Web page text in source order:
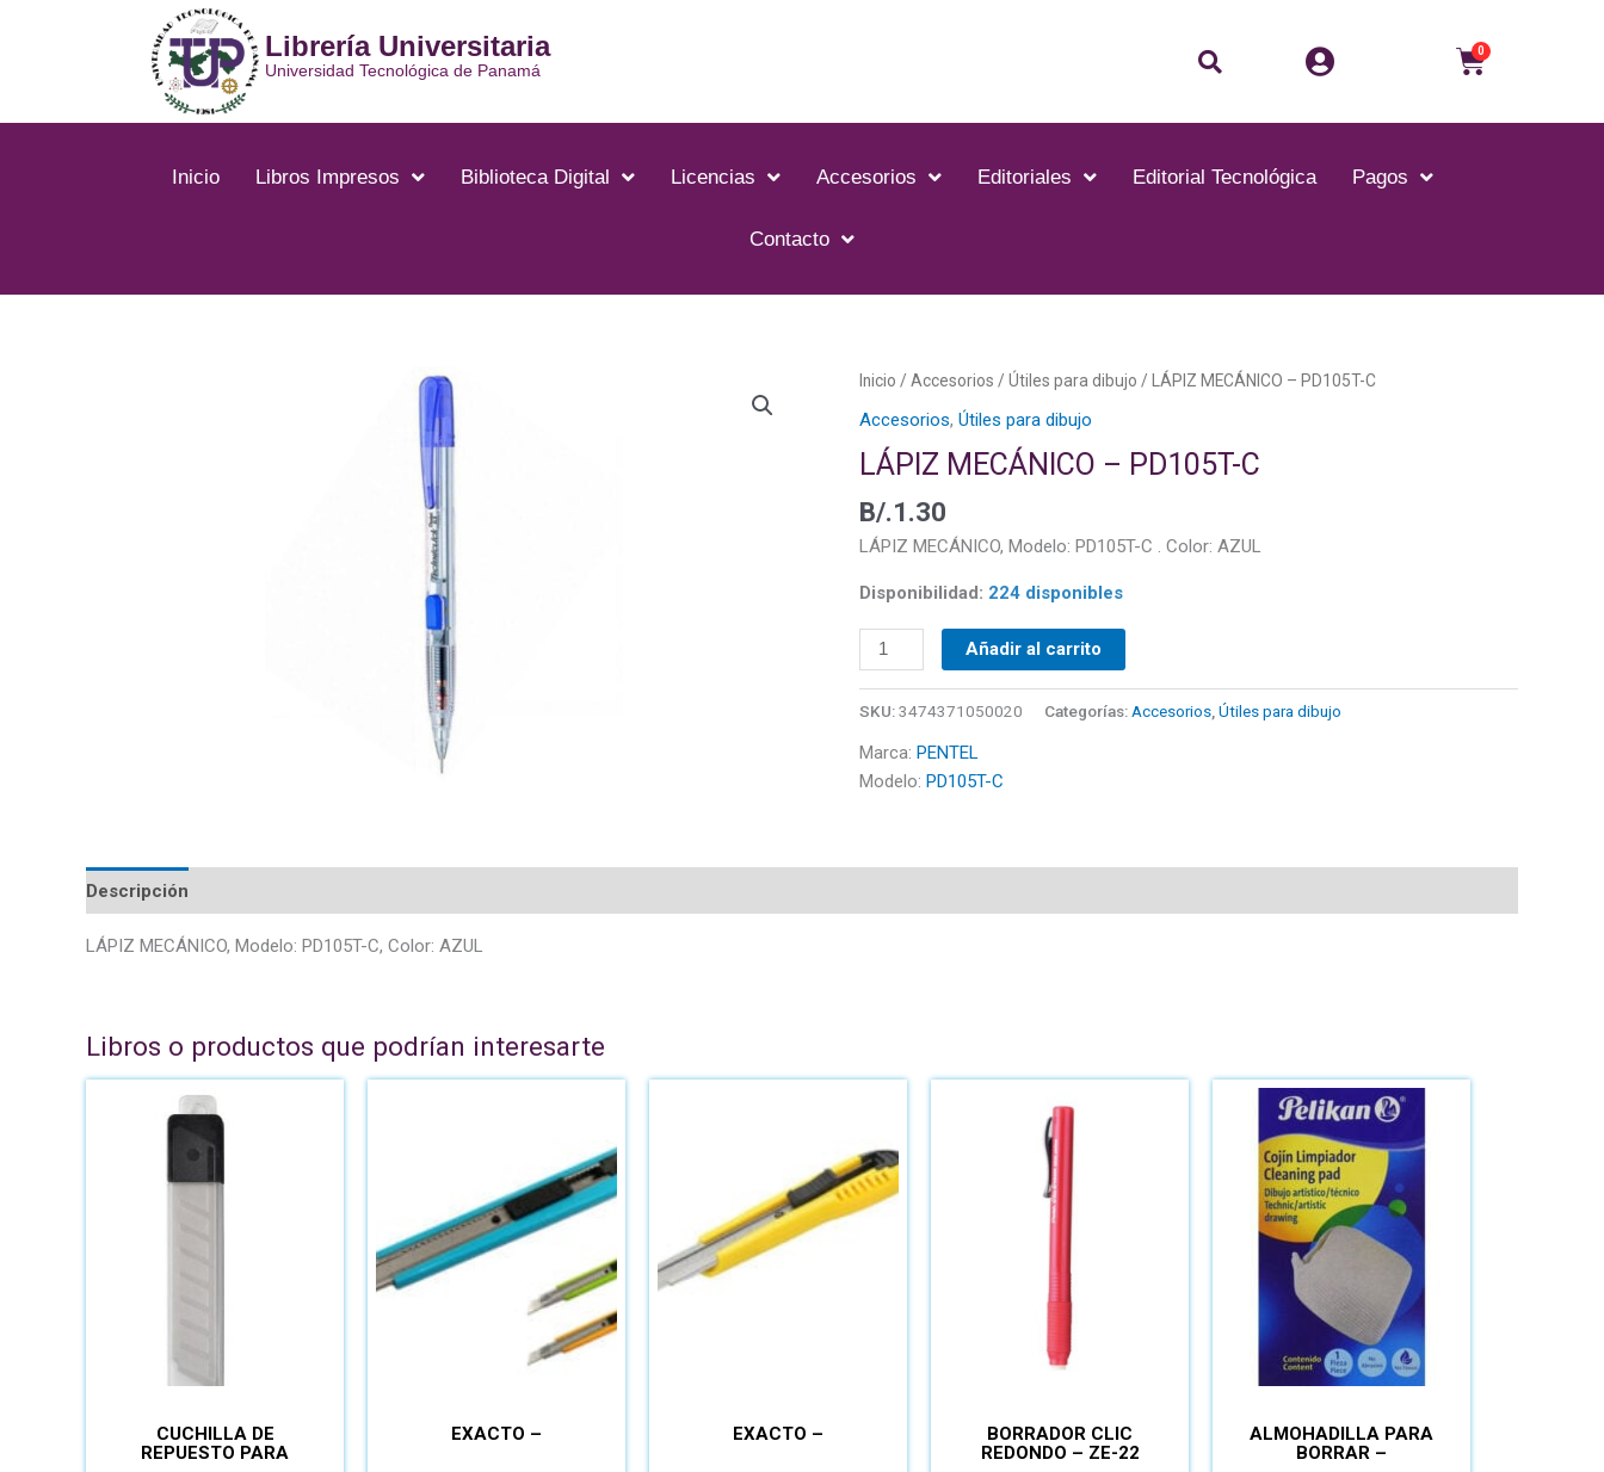
Librería Universitaria
Universidad Tecnológica de Panamá Buscar 0Carrito
Inicio Libros Impresos Biblioteca Digital Licencias Accesorios Editoriales Editorial Tecnológica Pagos
Contacto
Inicio / Accesorios / Útiles para dibujo / LÁPIZ MECÁNICO – PD105T-C
Accesorios, Útiles para dibujo
LÁPIZ MECÁNICO – PD105T-C
B/.1.30
LÁPIZ MECÁNICO, Modelo: PD105T-C . Color: AZUL
Disponibilidad: 224 disponibles
LÁPIZ
MECÁNICO
PD105T-
cantidad
Añadir al carrito
SKU:3474371050020 Categorías:Accesorios,Útiles para dibujo
Marca: PENTEL
Modelo: PD105T-C
Descripción
LÁPIZ MECÁNICO, Modelo: PD105T-C, Color: AZUL
Libros o productos que podrían interesarte
CUCHILLA DE
REPUESTO PARA
EXACTO – EXACTO –
BORRADOR CLIC
REDONDO – ZE-22
ALMOHADILLA PARA
BORRAR –